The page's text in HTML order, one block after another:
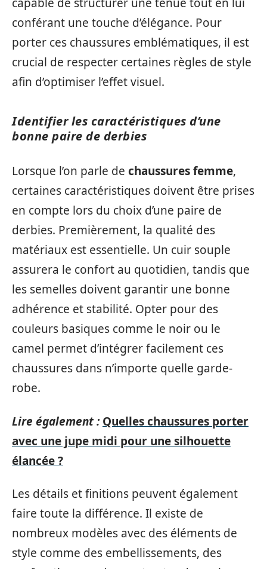
conférant une touche d’élégance. Pour
porter ces chaussures emblématiques, il est
crucial de respecter certaines règles de style
afin d’optimiser l’effet visuel.
Identifier les caractéristiques d’une
bonne paire de derbies
Lorsque l’on parle de chaussures femme,
certaines caractéristiques doivent être prises
en compte lors du choix d’une paire de
derbies. Premièrement, la qualité des
matériaux est essentielle. Un cuir souple
assurera le confort au quotidien, tandis que
les semelles doivent garantir une bonne
adhérence et stabilité. Opter pour des
couleurs basiques comme le noir ou le
camel permet d’intégrer facilement ces
chaussures dans n’importe quelle garde-
robe.
Lire également : Quelles chaussures porter
avec une jupe midi pour une silhouette
élancée ?
Les détails et finitions peuvent également
faire toute la différence. Il existe de
nombreux modèles avec des éléments de
style comme des embellissements, des